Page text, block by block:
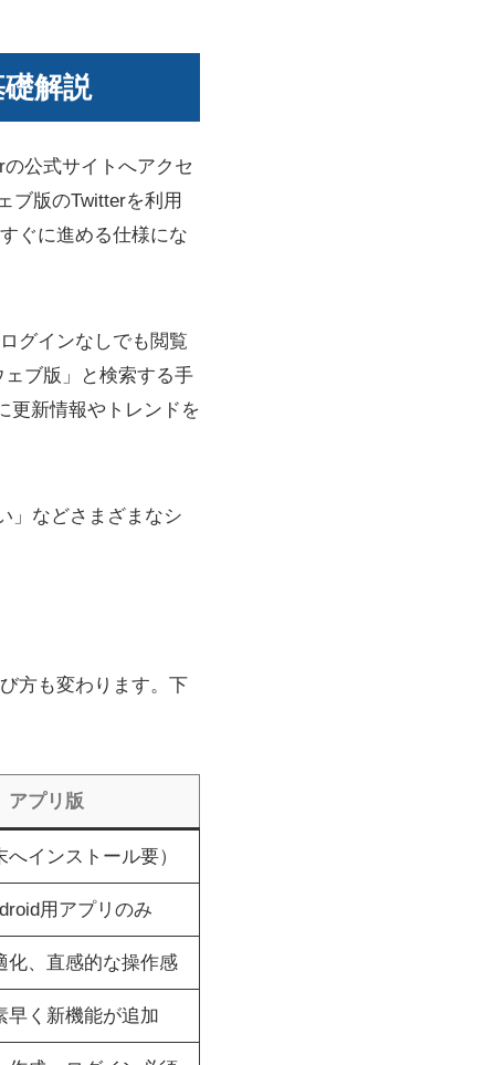
解説
公式サイトへアクセ
ブ版のTwitterを利用
ぐに進める仕様にな
グインなしでも閲覧
ブ版」と検索する手
更新情報やトレンドを
」などさまざまなシ
方も変わります。下
アプリ版
インストール要）
用アプリのみ
化、直感的な操作感
早く新機能が追加